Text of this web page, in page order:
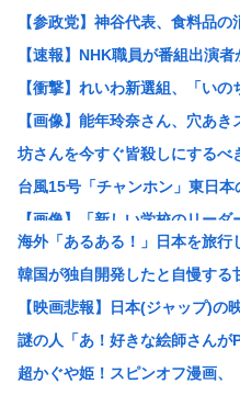
【参政党】神谷代表、食料品
【速報】NHK職員が番組出演
【衝撃】れいわ新選組、「い
【画像】能年玲奈さん、穴あ
坊さんを今すぐ皆殺しにするべ
台風15号「チャンホン」東日本
【画像】「新しい学校のリー
【困惑】株資産7億円あるのに
【画像】高市早苗さん、殺さ
【困惑】資産7億円あるのに、
【画像】高市早苗、殺されるこ
【画像】飛行機の隣の客に手
海外「あるある！」日本を旅行
韓国が独自開発したと自慢する
【映画悲報】日本(ジャップ)
謎の人「あ！好きな絵師さんが
超かぐや姫！スピンオフ漫画